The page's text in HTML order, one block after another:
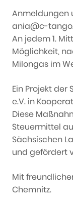
Anmeldungen
ania@c-
An jedem 1.
Möglichkeit,
Milongas im
Ein Projekt
e.V. in
Diese
Steuermittel
Sächsischen
und gefördert
Mit
Chemnitz.